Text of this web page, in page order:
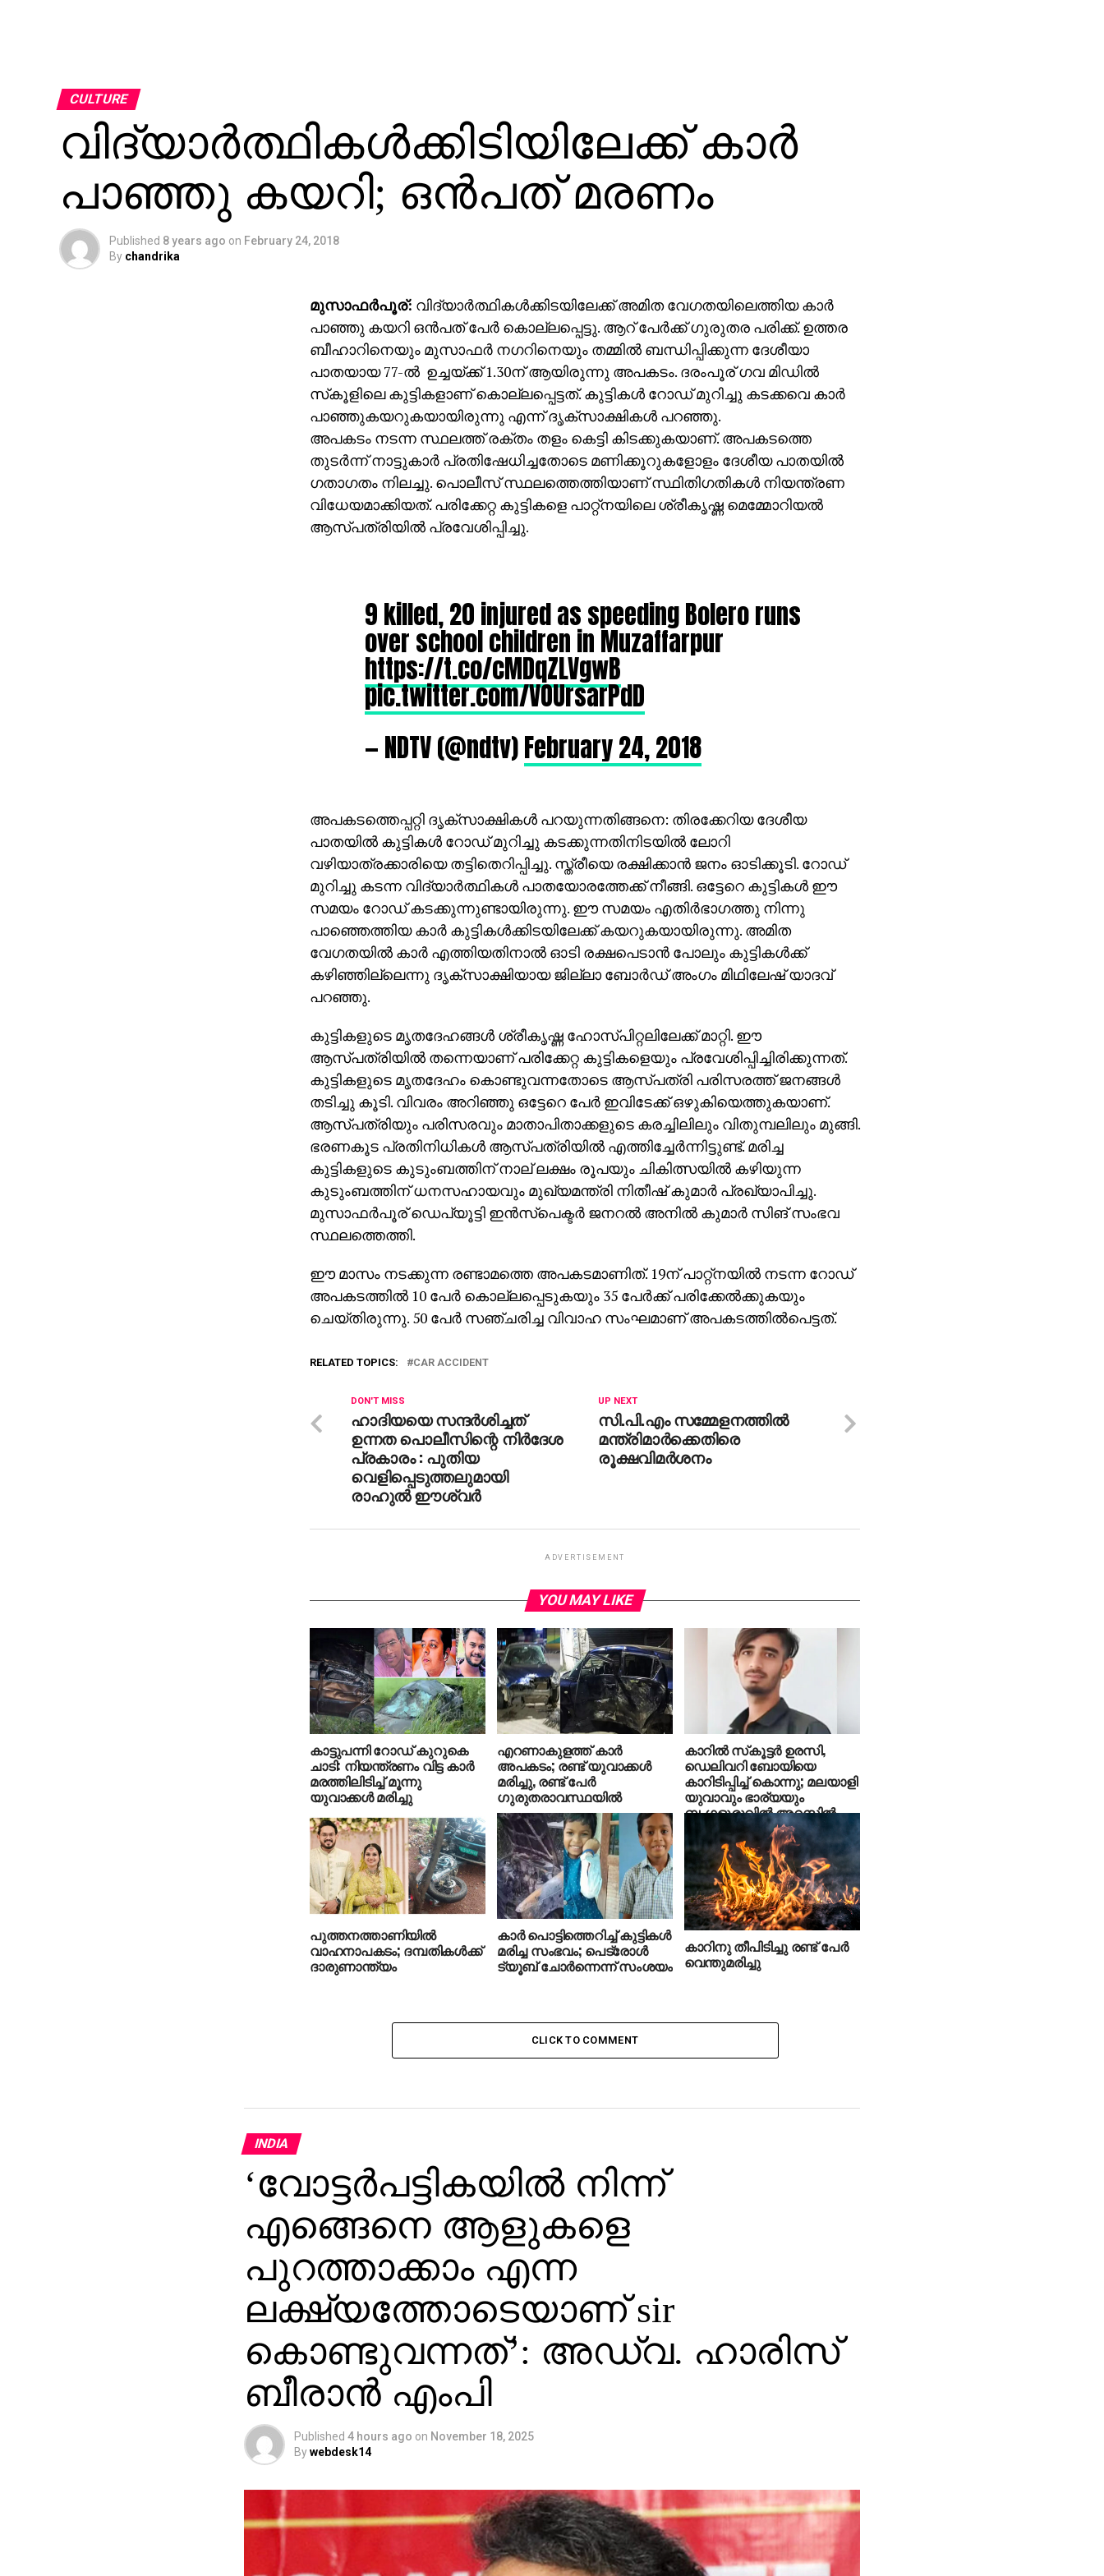
CULTURE
വിദ്യാര്‍ത്ഥികള്‍ക്കിടിയിലേക്ക് കാര്‍
പാഞ്ഞു കയറി; ഒന്‍പത് മരണം
Published 8 years ago on February 24, 2018
By chandrika
മുസാഫര്‍പൂര്: വിദ്യാര്‍ത്ഥികള്‍ക്കിടയിലേക്ക് അമിത വേഗതയിലെത്തിയ കാര്‍
പാഞ്ഞു കയറി ഒന്‍പത് പേര്‍ കൊല്ലപ്പെട്ടു. ആറ് പേര്‍ക്ക് ഗുരുതര പരിക്ക്. ഉത്തര
ബീഹാറിനെയും മുസാഫര്‍ നഗറിനെയും തമ്മില്‍ ബന്ധിപ്പിക്കുന്ന ദേശീയാ
പാതയായ 77-ല്‍ ഉച്ചയ്ക്ക് 1.30ന് ആയിരുന്നു അപകടം. ദരംപൂര് ഗവ മിഡില്‍
സ്‌കൂളിലെ കുട്ടികളാണ് കൊല്ലപ്പെട്ടത്. കുട്ടികള്‍ റോഡ് മുറിച്ചു കടക്കവെ കാര്‍
പാഞ്ഞുകയറുകയായിരുന്നു എന്ന് ദൃക്‌സാക്ഷികള്‍ പറഞ്ഞു.
അപകടം നടന്ന സ്ഥലത്ത് രക്തം തളം കെട്ടി കിടക്കുകയാണ്. അപകടത്തെ
തുടര്‍ന്ന് നാട്ടുകാര്‍ പ്രതിഷേധിച്ചതോടെ മണിക്കൂറുകളോളം ദേശീയ പാതയില്‍
ഗതാഗതം നിലച്ചു. പൊലീസ് സ്ഥലത്തെത്തിയാണ് സ്ഥിതിഗതികള്‍ നിയന്ത്രണ
വിധേയമാക്കിയത്. പരിക്കേറ്റ കുട്ടികളെ പാറ്റ്‌നയിലെ ശ്രീകൃഷ്ണ മെമ്മോറിയല്‍
ആസ്പത്രിയില്‍ പ്രവേശിപ്പിച്ചു.
9 killed, 20 injured as speeding Bolero runs
over school children in Muzaffarpur
https://t.co/cMDqZLVgwB
pic.twitter.com/VOUrsarPdD
— NDTV (@ndtv)February 24, 2018
അപകടത്തെപ്പറ്റി ദൃക്‌സാക്ഷികള്‍ പറയുന്നതിങ്ങനെ: തിരക്കേറിയ ദേശീയ
പാതയില്‍ കുട്ടികള്‍ റോഡ് മുറിച്ചു കടക്കുന്നതിനിടയില്‍ ലോറി
വഴിയാത്രക്കാരിയെ തട്ടിതെറിപ്പിച്ചു. സ്ത്രീയെ രക്ഷിക്കാന്‍ ജനം ഓടിക്കൂടി. റോഡ്
മുറിച്ചു കടന്ന വിദ്യാര്‍ത്ഥികള്‍ പാതയോരത്തേക്ക് നീങ്ങി. ഒട്ടേറെ കുട്ടികള്‍ ഈ
സമയം റോഡ് കടക്കുന്നുണ്ടായിരുന്നു. ഈ സമയം എതിര്‍ഭാഗത്തു നിന്നു
പാഞ്ഞെത്തിയ കാര്‍ കുട്ടികള്‍ക്കിടയിലേക്ക് കയറുകയായിരുന്നു. അമിത
വേഗതയില്‍ കാര്‍ എത്തിയതിനാല്‍ ഓടി രക്ഷപെടാന്‍ പോലും കുട്ടികള്‍ക്ക്
കഴിഞ്ഞില്ലെന്നു ദൃക്‌സാക്ഷിയായ ജില്ലാ ബോര്‍ഡ് അംഗം മിഥിലേഷ് യാദവ്
പറഞ്ഞു.
കുട്ടികളുടെ മൃതദേഹങ്ങള്‍ ശ്രീകൃഷ്ണ ഹോസ്പിറ്റലിലേക്ക് മാറ്റി. ഈ
ആസ്പത്രിയില്‍ തന്നെയാണ് പരിക്കേറ്റ കുട്ടികളെയും പ്രവേശിപ്പിച്ചിരിക്കുന്നത്.
കുട്ടികളുടെ മൃതദേഹം കൊണ്ടുവന്നതോടെ ആസ്പത്രി പരിസരത്ത് ജനങ്ങള്‍
തടിച്ചു കൂടി. വിവരം അറിഞ്ഞു ഒട്ടേറെ പേര്‍ ഇവിടേക്ക് ഒഴുകിയെത്തുകയാണ്.
ആസ്പത്രിയും പരിസരവും മാതാപിതാക്കളുടെ കരച്ചിലിലും വിതുമ്പലിലും മുങ്ങി.
ഭരണകൂട പ്രതിനിധികള്‍ ആസ്പത്രിയില്‍ എത്തിച്ചേര്‍ന്നിട്ടുണ്ട്. മരിച്ച
കുട്ടികളുടെ കുടുംബത്തിന് നാല് ലക്ഷം രൂപയും ചികിത്സയില്‍ കഴിയുന്ന
കുടുംബത്തിന് ധനസഹായവും മുഖ്യമന്ത്രി നിതീഷ് കുമാര്‍ പ്രഖ്യാപിച്ചു.
മുസാഫര്‍പൂര് ഡെപ്യൂട്ടി ഇന്‍സ്‌പെക്ടര്‍ ജനറല്‍ അനില്‍ കുമാര്‍ സിങ് സംഭവ
സ്ഥലത്തെത്തി.
ഈ മാസം നടക്കുന്ന രണ്ടാമത്തെ അപകടമാണിത്. 19ന് പാറ്റ്‌നയില്‍ നടന്ന റോഡ്
അപകടത്തില്‍ 10 പേര്‍ കൊല്ലപ്പെടുകയും 35 പേര്‍ക്ക് പരിക്കേല്‍ക്കുകയും
ചെയ്തിരുന്നു. 50 പേര്‍ സഞ്ചരിച്ച വിവാഹ സംഘമാണ് അപകടത്തില്‍പെട്ടത്.
RELATED TOPICS: CAR ACCIDENT
UP NEXT
സി.പി.എം സമ്മേളനത്തില്‍
മന്ത്രിമാര്‍ക്കെതിരെ
രൂക്ഷവിമര്‍ശനം
DON'T MISS
ഹാദിയയെ സന്ദര്‍ശിച്ചത്
ഉന്നത പൊലീസിന്റെ നിര്‍ദേശ
പ്രകാരം : പുതിയ
വെളിപ്പെടുത്തലുമായി
രാഹുല്‍ ഈശ്വര്‍
ADVERTISEMENT
YOU MAY LIKE
കാട്ടുപന്നി റോഡ് കുറുകെ
ചാടി: നിയന്ത്രണം വിട്ട കാര്‍
മരത്തിലിടിച്ച് മൂന്നു
യുവാക്കള്‍ മരിച്ചു
എറണാകുളത്ത് കാര്‍
അപകടം; രണ്ട് യുവാക്കള്‍
മരിച്ചു, രണ്ട് പേര്‍
ഗുരുതരാവസ്ഥയില്‍
കാറില്‍ സ്‌കൂട്ടര്‍ ഉരസി,
ഡെലിവറി ബോയിയെ
കാറിടിപ്പിച്ച് കൊന്നു; മലയാളി
യുവാവും ഭാര്യയും
ബംഗളൂരുവില്‍ അറസ്റ്റില്‍
പുത്തനത്താണിയിൽ
വാഹനാപകടം; ദമ്പതികൾക്ക്
ദാരുണാന്ത്യം
കാര്‍ പൊട്ടിത്തെറിച്ച് കുട്ടികള്‍
മരിച്ച സംഭവം; പെട്രോള്‍
ട്യൂബ് ചോര്‍ന്നെന്ന് സംശയം
കാറിനു തീപിടിച്ചു രണ്ട് പേര്‍
വെന്തുമരിച്ചു
CLICK TO COMMENT
INDIA
‘വോട്ടര്‍പട്ടികയില്‍ നിന്ന്
എങ്ങെനെ ആളുകളെ
പുറത്താക്കാം എന്ന
ലക്ഷ്യത്തോടെയാണ് sir
കൊണ്ടുവന്നത്’: അഡ്വ. ഹാരിസ്
ബീരാൻ എംപി
Published 4 hours ago on November 18, 2025
Bywebdesk14